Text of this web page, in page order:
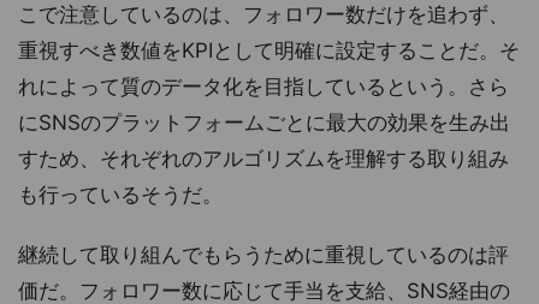
こで注意しているのは、フォロワー数だけを追わず、
重視すべき数値をKPIとして明確に設定することだ。そ
れによって質のデータ化を目指しているという。さら
にSNSのプラットフォームごとに最大の効果を生み出
すため、それぞれのアルゴリズムを理解する取り組み
も行っているそうだ。
継続して取り組んでもらうために重視しているのは評
価だ。フォロワー数に応じて手当を支給、SNS経由の